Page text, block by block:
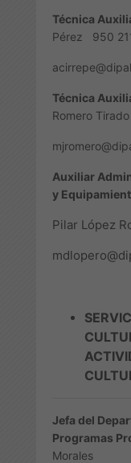
Técnica
Pérez 950
Técnica
Romero Tirado
Auxiliar
y
Pilar López
Jefa del
Programas
Morales